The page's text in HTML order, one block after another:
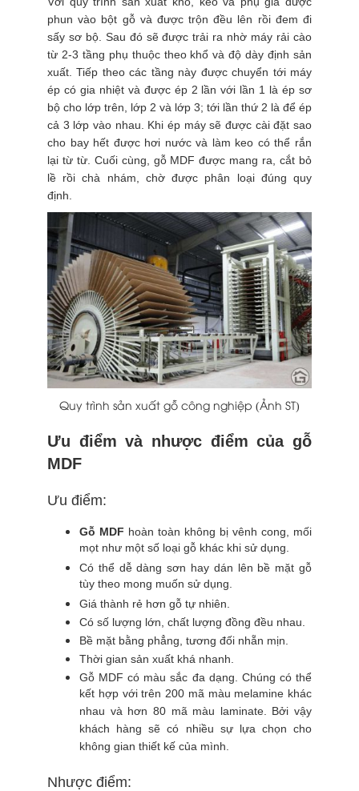
phun vào bột gỗ và được trộn đều lên rồi đem đi
sấy sơ bộ. Sau đó sẽ được trải ra nhờ máy rải cào
từ 2-3 tầng phụ thuộc theo khổ và độ dày định sản
xuất. Tiếp theo các tầng này được chuyển tới máy
ép có gia nhiệt và được ép 2 lần với lần 1 là ép sơ
bộ cho lớp trên, lớp 2 và lớp 3; tới lần thứ 2 là để ép
cả 3 lớp vào nhau. Khi ép máy sẽ được cài đặt sao
cho bay hết được hơi nước và làm keo có thể rắn
lại từ từ. Cuối cùng, gỗ MDF được mang ra, cắt bỏ
lề rồi chà nhám, chờ được phân loại đúng quy
định.
Quy trình sản xuất gỗ công nghiệp (Ảnh ST)
Ưu điểm và nhược điểm của gỗ
MDF
Ưu điểm:
Gỗ MDF hoàn toàn không bị vênh cong, mối
mọt như một số loại gỗ khác khi sử dụng.
Có thể dễ dàng sơn hay dán lên bề mặt gỗ
tùy theo mong muốn sử dụng.
Giá thành rẻ hơn gỗ tự nhiên.
Có số lượng lớn, chất lượng đồng đều nhau.
Bề mặt bằng phẳng, tương đối nhẵn mịn.
Thời gian sản xuất khá nhanh.
Gỗ MDF có màu sắc đa dạng. Chúng có thể
kết hợp với trên 200 mã màu melamine khác
nhau và hơn 80 mã màu laminate. Bởi vậy
khách hàng sẽ có nhiều sự lựa chọn cho
không gian thiết kế của mình.
Nhược điểm: